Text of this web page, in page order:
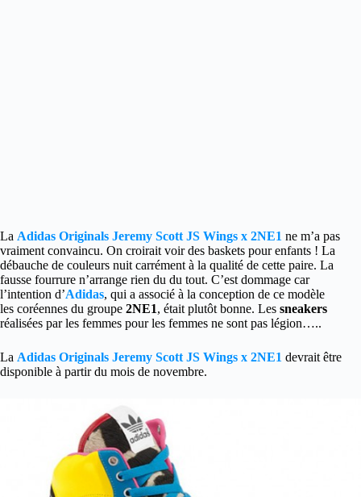
La Adidas Originals Jeremy Scott JS Wings x 2NE1 ne m’a pas
vraiment convaincu. On croirait voir des baskets pour enfants ! La
débauche de couleurs nuit carrément à la qualité de cette paire. La
fausse fourrure n’arrange rien du du tout. C’est dommage car
l’intention d’Adidas, qui a associé à la conception de ce modèle
les coréennes du groupe 2NE1, était plutôt bonne. Les sneakers
réalisées par les femmes pour les femmes ne sont pas légion…..
La Adidas Originals Jeremy Scott JS Wings x 2NE1 devrait être
disponible à partir du mois de novembre.